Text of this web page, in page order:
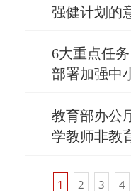
强健计划的
6大重点任
部署加强中
教育部办公
学教师非教
1 2 3 4